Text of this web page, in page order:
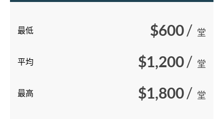
最低 $600/ 堂
平均 $1,200/ 堂
最高 $1,800/ 堂